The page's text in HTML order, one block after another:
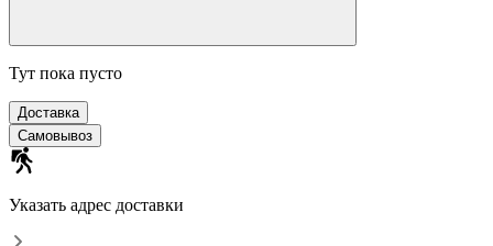
Тут пока пусто
Доставка
Самовывоз
Указать адрес доставки